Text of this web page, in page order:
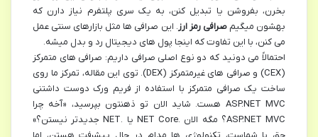
بخرن، بفروشن یا تبدیل کنن، به یک سری پلتفرم نیاز دارن که
بهشون میگیمصرافی رمز ارز. این صرافی ها مثل بازارهای سنتی عمل
می کنن، با این تفاوت که اینجا پول های دیجیتال رد و بدل میشه.
احتمالاً می دونید که دو نوع اصلی صرافی داریم: صرافی های متمرکز
(CEX) و صرافی های غیرمتمرکز (DEX). توی این مقاله، تمرکز ما روی
ساخت یک صرافی متمرکز با استفاده از فریم ورک دوست داشتنی
ASP.NET MVC هست. شاید الان تو ذهنتون بپرسید، «آخه چرا
ASP.NET MVC؟ مگه الان .NET Core یا .NET جدیدتر نیستن؟»